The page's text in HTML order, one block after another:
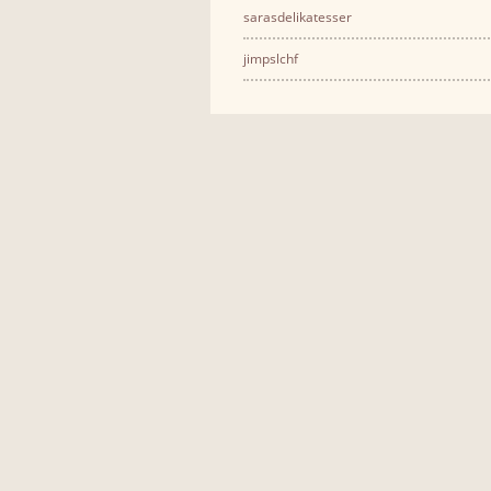
sarasdelikatesser
jimpslchf